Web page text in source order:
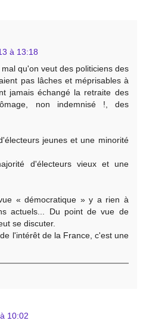
à 13:18
qu'on veut des politiciens des
pas lâches et méprisables à
jamais échangé la retraite des
non indemnisé !, des
jeunes et une minorité
d'électeurs vieux et une
« démocratique » y a rien à
actuels... Du point de vue de
se discuter.
l'intérêt de la France, c'est une
10:02